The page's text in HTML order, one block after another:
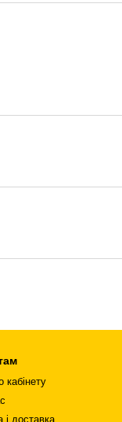
кабінету
і доставка